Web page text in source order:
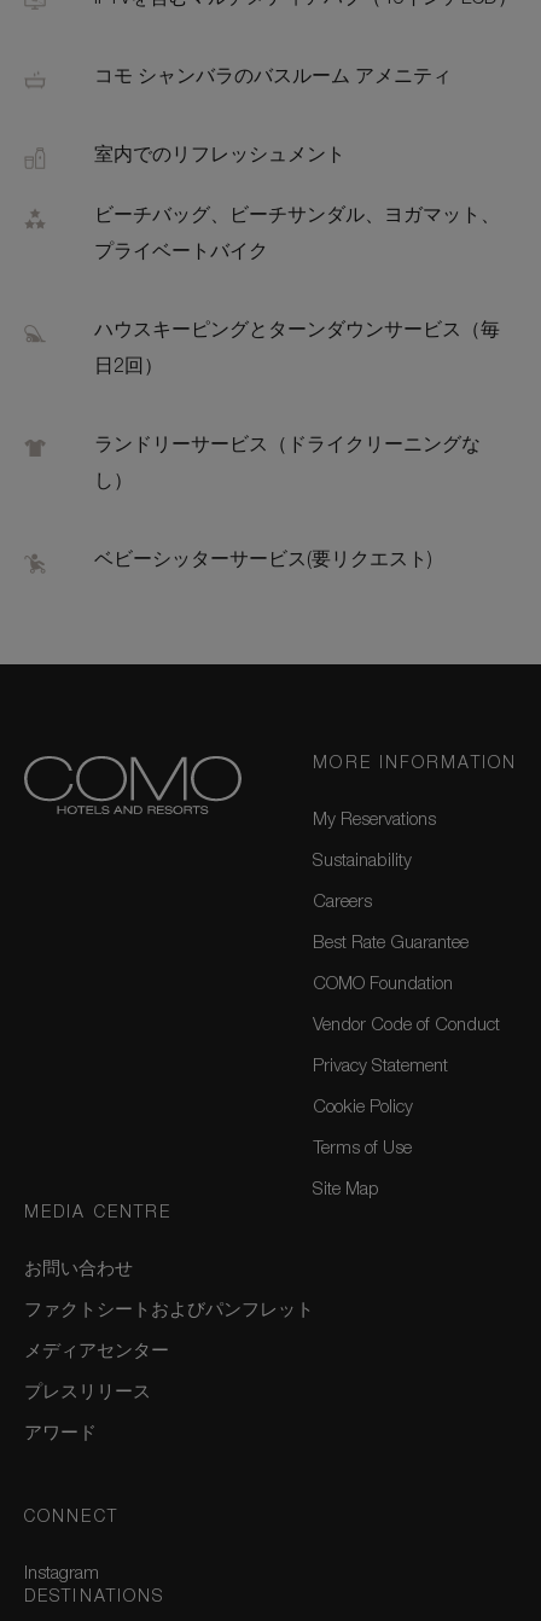
コモ シャンバラのバスルーム アメニティ
室内でのリフレッシュメント
ビーチバッグ、ビーチサンダル、ヨガマット、
プライベートバイク
ハウスキーピングとターンダウンサービス（毎
日2回）
ランドリーサービス（ドライクリーニングな
し）
ベビーシッターサービス(要リクエスト)
MORE INFORMATION
My Reservations
Sustainability
Careers
Best Rate Guarantee
COMO Foundation
Vendor Code of Conduct
Privacy Statement
Cookie Policy
Terms of Use
Site Map
MEDIA CENTRE
お問い合わせ
ファクトシートおよびパンフレット
メディアセンター
プレスリリース
アワード
CONNECT
Instagram
DESTINATIONS